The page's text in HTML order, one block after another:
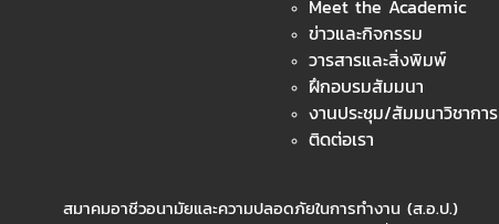
Meet the Academic
ข่าวและกิจกรรม
วารสารและสิ่งพิมพ์
ฝึกอบรมสัมมนา
งานประชุม/สัมมนาวิชาการ
ติดต่อเรา
สมาคมอาชีวอนามัยและความปลอดภัยในการทำงาน (ส.อ.ป.)